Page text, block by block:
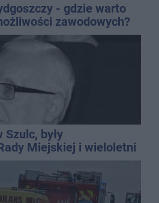
- gdzie warto
zawodowych?
Szulc, były
Miejskiej i wieloletni